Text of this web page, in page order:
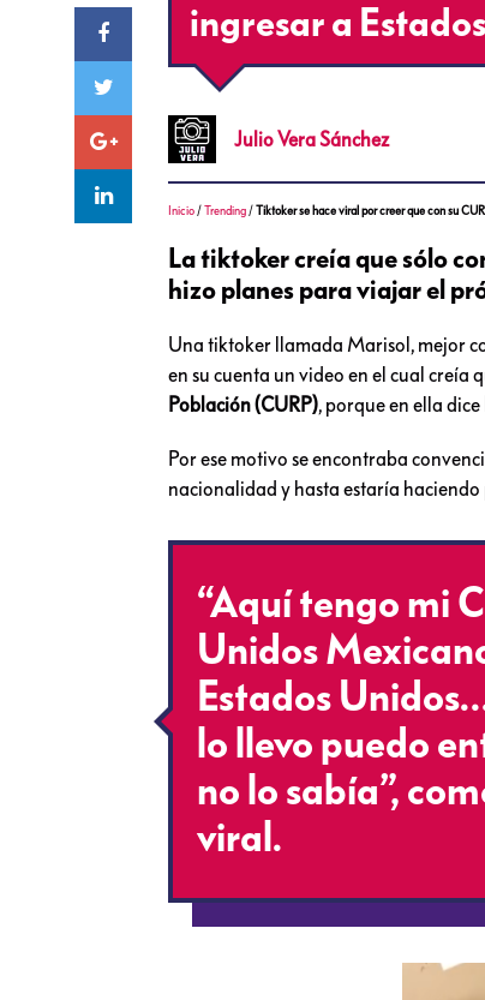
ingresar a
JulioVera Sánchez
Inicio /Trending /Tiktoker se hace viral por creer que con su
La tiktoker creía que sólo
hizo planes para viajar el
Una tiktoker llamada Marisol, mejor
en su cuenta un video en el cual creía
Población (CURP), porque en ella dice
Por ese motivo se encontraba
nacionalidad y hasta estaría
“Aquí tengo mi
Unidos
Estados
lo llevo puedo
no lo sabía”,
viral.